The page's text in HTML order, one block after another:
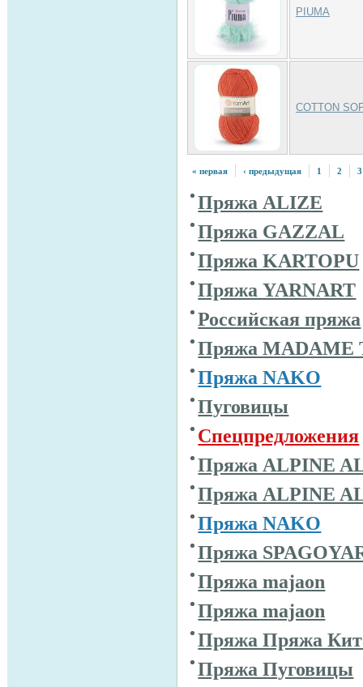
PIUMA
COTTON
« первая ‹ предыдущая 1 2 3
Пряжа ALIZE
Пряжа GAZZAL
Пряжа KARTOPU
Пряжа YARNART
Российская пряжа
Пряжа MADAME
Пряжа NAKO
Пуговицы
Спецпредложения
Пряжа ALPINE
Пряжа ALPINE
Пряжа NAKO
Пряжа
Пряжа majaon
Пряжа majaon
Пряжа Пряжа
Пряжа Пуговицы